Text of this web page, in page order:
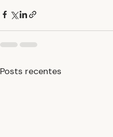
Posts recentes